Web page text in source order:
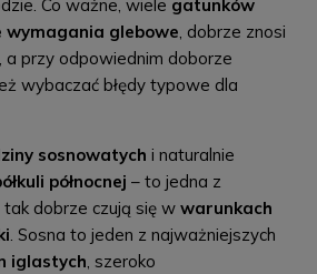
Co ważne, wiele gatunków
wymagania glebowe , dobrze znosi
, a przy odpowiednim doborze
wybaczać błędy typowe dla
sosnowatych i naturalnie
północnej – to jedna z
dobrze czują się w warunkach
. Sosna to jeden z najważniejszych
iglastych , szeroko